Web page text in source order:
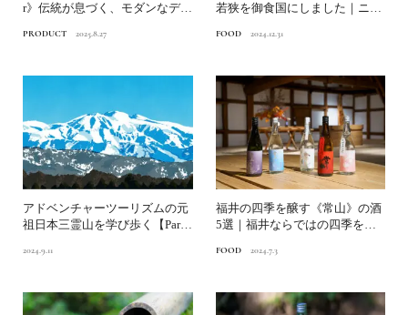
r》伝統が息づく、モダンなデザ
PRODUCT 2025.8.27
若狭を御食国にしました｜ニッ
FOOD 2024.12.31
アドベンチャーツーリズムの元
祖日本三霊山を学び歩く【Part
2024.9.11
福井の四季を醸す《常山》の酒
5選｜福井ならではの四季を表
FOOD 2024.7.3